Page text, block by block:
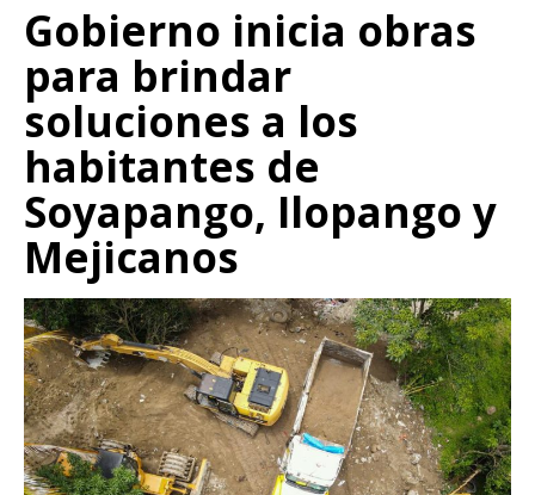
Gobierno inicia obras
para brindar
soluciones a los
habitantes de
Soyapango, Ilopango y
Mejicanos